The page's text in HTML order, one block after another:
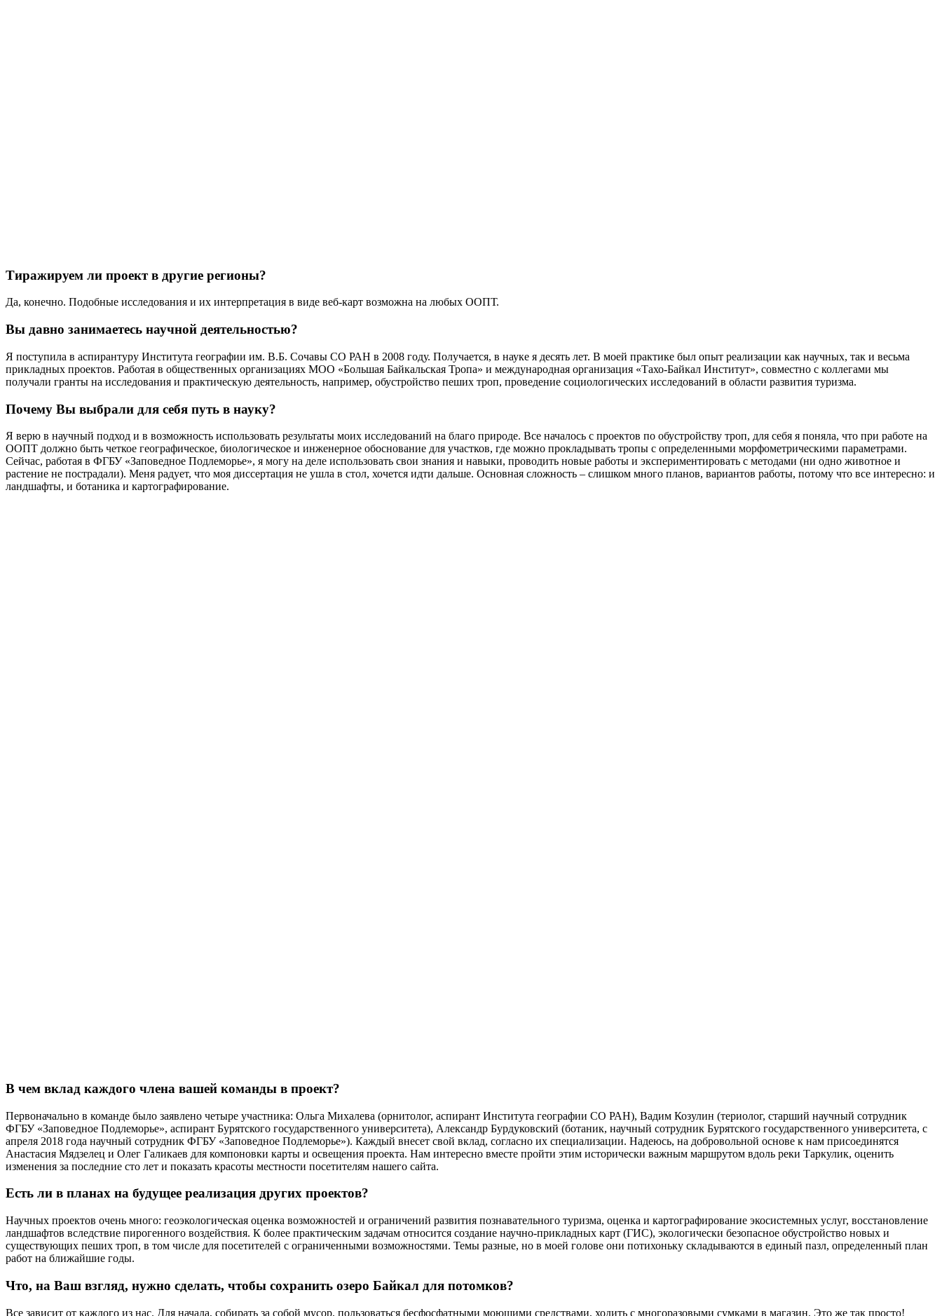
Тиражируем ли проект в другие регионы?
Да, конечно. Подобные исследования и их интерпретация в виде веб-карт возможна на любых ООПТ.
Вы давно занимаетесь научной деятельностью?
Я поступила в аспирантуру Института географии им. В.Б. Сочавы СО РАН в 2008 году. Получается, в науке я десять лет. В моей практике был опыт реализации как научных, так и весьма
прикладных проектов. Работая в общественных организациях МОО «Большая Байкальская Тропа» и международная организация «Тахо-Байкал Институт», совместно с коллегами мы
получали гранты на исследования и практическую деятельность, например, обустройство пеших троп, проведение социологических исследований в области развития туризма.
Почему Вы выбрали для себя путь в науку?
Я верю в научный подход и в возможность использовать результаты моих исследований на благо природе. Все началось с проектов по обустройству троп, для себя я поняла, что при работе на
ООПТ должно быть четкое географическое, биологическое и инженерное обоснование для участков, где можно прокладывать тропы c определенными морфометрическими параметрами.
Сейчас, работая в ФГБУ «Заповедное Подлеморье», я могу на деле использовать свои знания и навыки, проводить новые работы и экспериментировать с методами (ни одно животное и
растение не пострадали). Меня радует, что моя диссертация не ушла в стол, хочется идти дальше. Основная сложность – слишком много планов, вариантов работы, потому что все интересно: и
ландшафты, и ботаника и картографирование.
В чем вклад каждого члена вашей команды в проект?
Первоначально в команде было заявлено четыре участника: Ольга Михалева (орнитолог, аспирант Института географии СО РАН), Вадим Козулин (териолог, старший научный сотрудник
ФГБУ «Заповедное Подлеморье», аспирант Бурятского государственного университета), Александр Бурдуковский (ботаник, научный сотрудник Бурятского государственного университета, с
апреля 2018 года научный сотрудник ФГБУ «Заповедное Подлеморье»). Каждый внесет свой вклад, согласно их специализации. Надеюсь, на добровольной основе к нам присоединятся
Анастасия Мядзелец и Олег Галикаев для компоновки карты и освещения проекта. Нам интересно вместе пройти этим исторически важным маршрутом вдоль реки Таркулик, оценить
изменения за последние сто лет и показать красоты местности посетителям нашего сайта.
Есть ли в планах на будущее реализация других проектов?
Научных проектов очень много: геоэкологическая оценка возможностей и ограничений развития познавательного туризма, оценка и картографирование экосистемных услуг, восстановление
ландшафтов вследствие пирогенного воздействия. К более практическим задачам относится создание научно-прикладных карт (ГИС), экологически безопасное обустройство новых и
существующих пеших троп, в том числе для посетителей с ограниченными возможностями. Темы разные, но в моей голове они потихоньку складываются в единый пазл, определенный план
работ на ближайшие годы.
Что, на Ваш взгляд, нужно сделать, чтобы сохранить озеро Байкал для потомков?
Все зависит от каждого из нас. Для начала, собирать за собой мусор, пользоваться бесфосфатными моющими средствами, ходить с многоразовыми сумками в магазин. Это же так просто!